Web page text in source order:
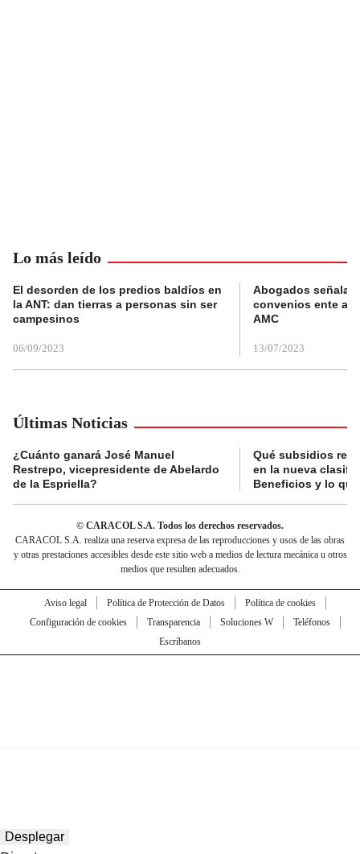
Lo más leído
El desorden de los predios baldíos en
la ANT: dan tierras a personas sin ser
campesinos
06/09/2023
Abogados
convenios ente
AMC
13/07/2023
Últimas Noticias
¿Cuánto ganará José Manuel
Restrepo, vicepresidente de Abelardo
de la Espriella?
Qué subsidios
en la nueva
Beneficios y lo
© CARACOL S.A. Todos los derechos reservados.
CARACOL S.A. realiza una reserva expresa de las reproducciones y usos de las obras
y otras prestaciones accesibles desde este sitio web a medios de lectura mecánica u otros
medios que resulten adecuados.
Aviso legal Política de Protección de Datos
Política de cookies
Configuración de cookies
Transparencia Soluciones W
Teléfonos
Escríbanos
Desplegar